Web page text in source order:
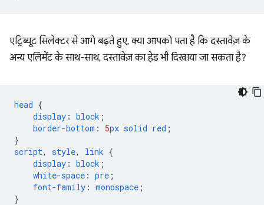
एट्रिब्यूट सिलेक्टर से आगे बढ़ते हुए, क्या आपको पता है कि दस्तावेज़ के
अन्य एलिमेंट के साथ-साथ, दस्तावेज़ का हेड भी दिखाया जा सकता है?
head {
display : block ;
border-bottom : 5px solid red ;
}
script, style, link {
display : block ;
white-space : pre ;
font-family : monospace ;
}